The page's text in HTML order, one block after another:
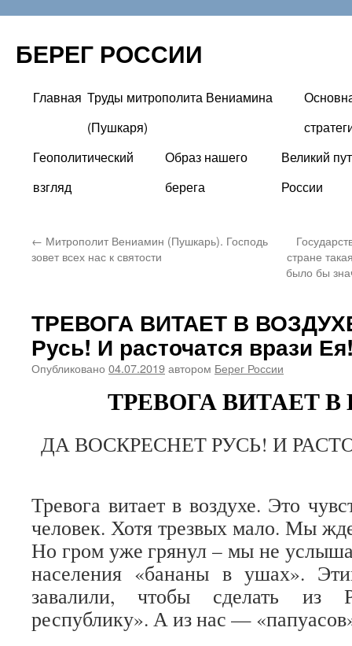
БЕРЕГ РОССИИ
Перейти
содержимому
Главная Труды митрополита Вениамина
(Пушкаря)
Геополитический
взгляд
Образ нашего
берега
Великий
России
← Митрополит Вениамин (Пушкарь). Господь
зовет всех нас к святости
стране
было бы
ТРЕВОГА ВИТАЕТ В
Русь! И расточатся врази
Опубликовано 04.07.2019автором Берег России
ТРЕВОГА ВИТАЕТ В
ДА ВОСКРЕСНЕТ РУСЬ! И
Тревога витает в воздухе. Это
человек. Хотя трезвых мало. Мы
Но гром уже грянул – мы не
населения «бананы в ушах».
завалили, чтобы сделать из
республику». А из нас —